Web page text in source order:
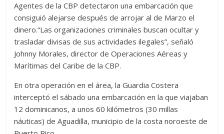
Agentes de la CBP detectaron una embarcación que
consiguió alejarse después de arrojar al de Marzo el
dinero.“Las organizaciones criminales buscan ocultar y
trasladar divisas de sus actividades ilegales”, señaló
Johnny Morales, director de Operaciones Aéreas y
Marítimas del Caribe de la CBP.
En otra operación en el área, la Guardia Costera
interceptó el sábado una embarcación en la que viajaban
12 dominicanos, a unos 60 kilómetros (30 millas
náuticas) de Aguadilla, municipio de la costa noroeste de